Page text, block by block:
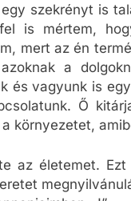
szekrényt is
is mértem,
mert az én
a
és vagyunk is
Ő
környezetet,
az életemet.